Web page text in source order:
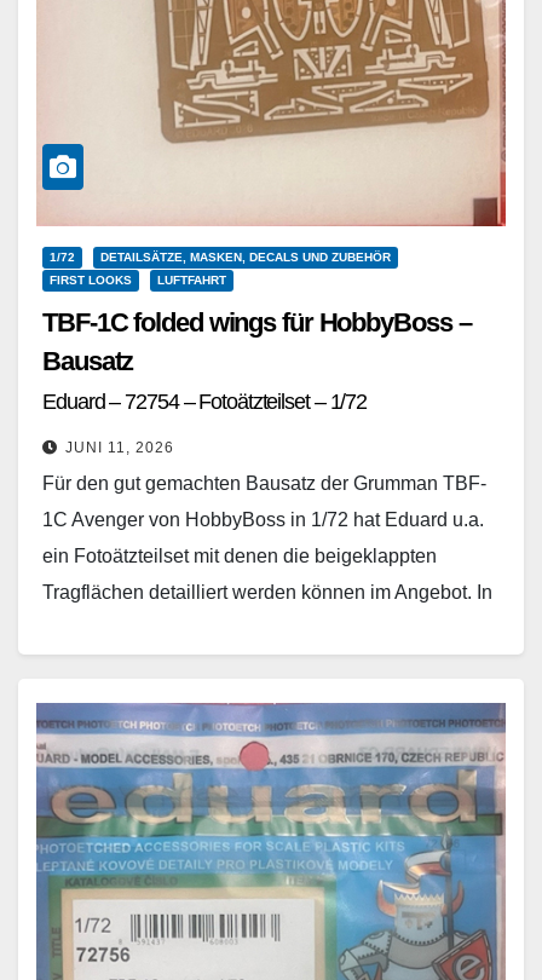
1/72
DETAILSÄTZE, MASKEN, DECALS UND ZUBEHÖR
FIRST LOOKS
LUFTFAHRT
TBF-1C folded wings für HobbyBoss –
Bausatz
Eduard – 72754 – Fotoätzteilset – 1/72
JUNI 11, 2026
Für den gut gemachten Bausatz der Grumman TBF-
1C Avenger von HobbyBoss in 1/72 hat Eduard u.a.
ein Fotoätzteilset mit denen die beigeklappten
Tragflächen detailliert werden können im Angebot. In